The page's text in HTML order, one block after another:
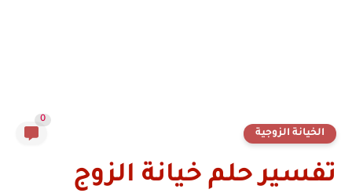
الخيانة الزوجية
0
تفسير حلم خيانة الزوج